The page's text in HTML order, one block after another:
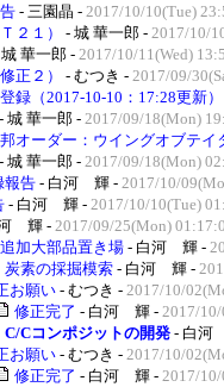
- 三園晶 - 2017/10/10(Tue)
２１） - 城 華一郎 - 2017/10/
華一郎 - 2017/10/11(Wed)
正２） - むつき - 2017/09/
録（2017-10-10：17:28更新）
- 城 華一郎 - 2017/09/18(Mon)
オーダー：ウイングオブテイ
- 城 華一郎 - 2017/09/18(Mon)
報告 - 白河 輝 - 2017/10/
- 白河 輝 - 2017/10/10(Tue)
輝 - 2017/09/25(Mon)
加大部品置き場 - 白河 輝 -
炭素の採掘模索 - 白河 輝 -
お願い - むつき - 2017/10/
修正完了 - 白河 輝 - 2017/
C/Cコンポジットの開発 - 白
お願い - むつき - 2017/10/
修正完了 - 白河 輝 - 2017/